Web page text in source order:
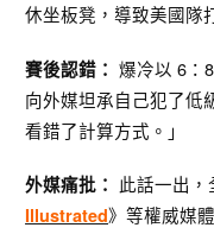
休坐板凳，導致美國隊
賽後認錯： 爆冷以 6：
向外媒坦承自己犯了
看錯了計算方式。」
外媒痛批： 此話一出
Illustrated》等權威媒